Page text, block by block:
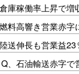
庫稼働率上昇で増
料高響き営業赤字
送伸長も営業益23
、石油輸送赤字で